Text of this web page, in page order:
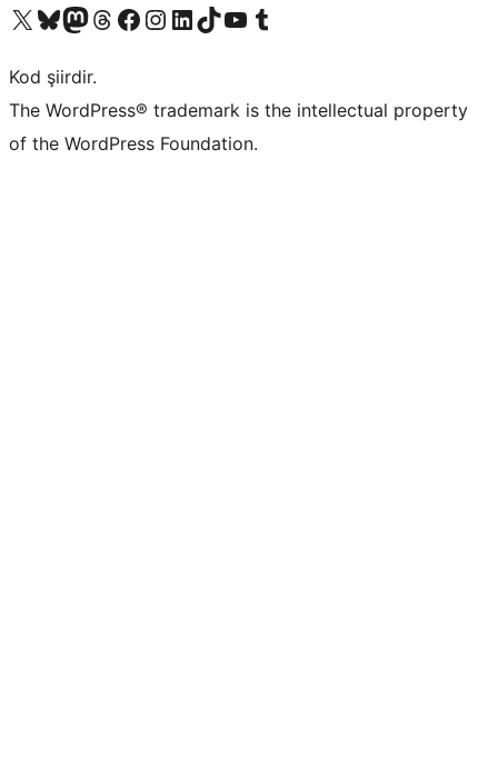
X (eski Twitter) hesabımıza bakın
Bluesky hesabımızı ziyaret edinMastodon hesabımızı ziyaret edinThreads hesabımızı ziyaret edinFacebook sayfamızı ziyaret edinInstagram hesabımızı ziyaret edinLinkedIn hesabımızı ziyaret edinTikTok hesabımızı ziyaret edinYouTube kanalımızı ziyaret edinTumblr hesabımızı ziyaret edin
Kod şiirdir.
The WordPress® trademark is the intellectual property
of the WordPress Foundation.